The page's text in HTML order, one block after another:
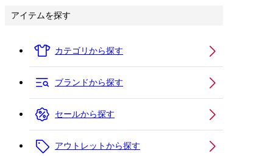
アイテムを探す
カテゴリから探す
ブランドから探す
セールから探す
アウトレットから探す